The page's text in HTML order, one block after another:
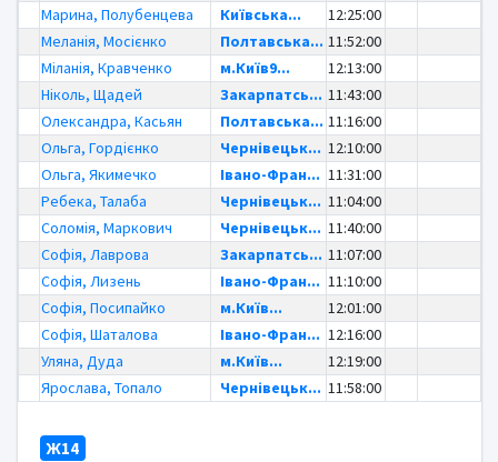
Марина, Полубенцева
Київська...
12:25:00
Меланія, Мосієнко
Полтавська... 11:52:00
Міланія, Кравченко
м.Київ9...
12:13:00
Ніколь, Щадей
Закарпатсь... 11:43:00
Олександра, Касьян
Полтавська... 11:16:00
Ольга, Гордієнко
Чернівецьк... 12:10:00
Ольга, Якимечко
Івано-Фран... 11:31:00
Ребека, Талаба
Чернівецьк... 11:04:00
Соломія, Маркович
Чернівецьк... 11:40:00
Софія, Лаврова
Закарпатсь... 11:07:00
Софія, Лизень
Івано-Фран... 11:10:00
Софія, Посипайко
м.Київ...
12:01:00
Софія, Шаталова
Івано-Фран... 12:16:00
Уляна, Дуда
м.Київ...
12:19:00
Ярослава, Топало
Чернівецьк... 11:58:00
Ж14